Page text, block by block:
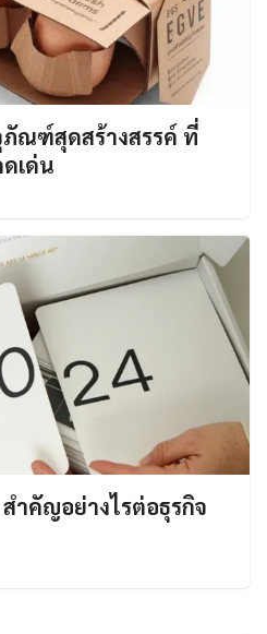
ณฑ์สุดสร้างสรรค์ ที่
เด่น
ำคัญอย่างไรต่อธุรกิจ